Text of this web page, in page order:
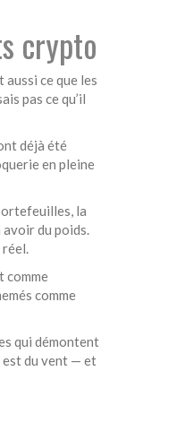
crypto
aussi ce que les
pas ce qu’il
déjà été
en pleine
la
avoir du poids.
réel.
comme
comme
qui démontent
est du vent — et